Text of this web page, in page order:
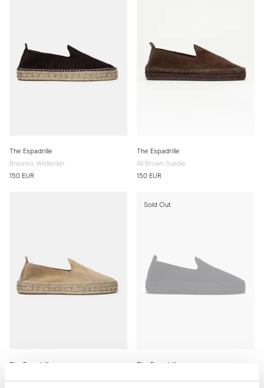
The Espadrille
Braunes Wildleder
150 EUR
The Espadrille
All Brown Suede
150 EUR
The Espadrille
Sold Out
The Espadrille